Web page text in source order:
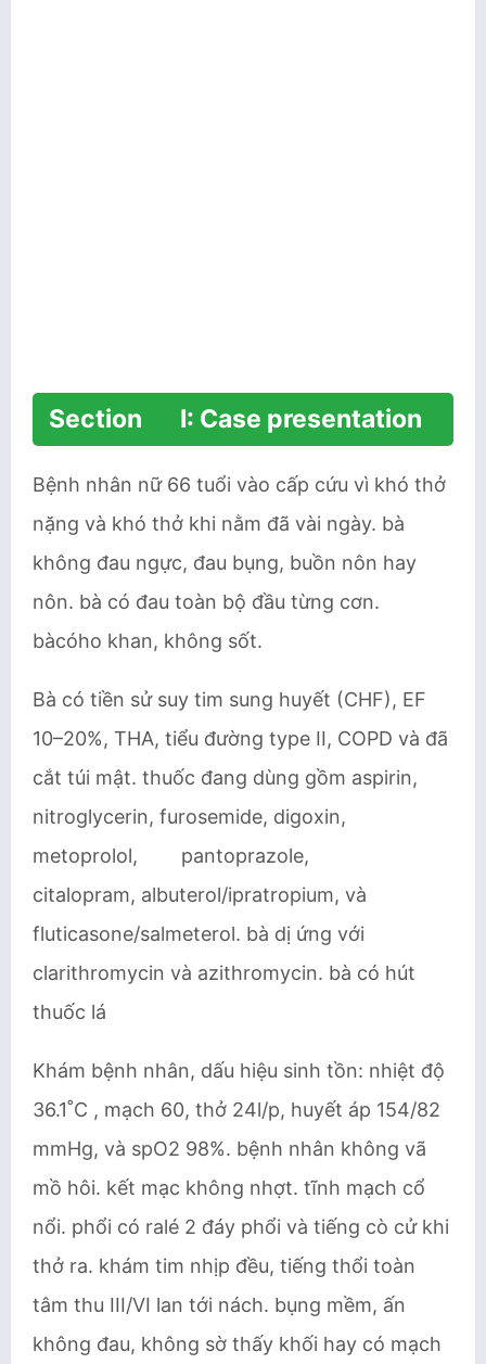
Section I: Case presentation
Bệnh nhân nữ 66 tuổi vào cấp cứu vì khó thở
nặng và khó thở khi nằm đã vài ngày. bà
không đau ngực, đau bụng, buồn nôn hay
nôn. bà có đau toàn bộ đầu từng cơn.
bàcóho khan, không sốt.
Bà có tiền sử suy tim sung huyết (CHF), EF
10–20%, THA, tiểu đường type II, COPD và đã
cắt túi mật. thuốc đang dùng gồm aspirin,
nitroglycerin, furosemide, digoxin,
metoprolol, pantoprazole,
citalopram, albuterol/ipratropium, và
fluticasone/salmeterol. bà dị ứng với
clarithromycin và azithromycin. bà có hút
thuốc lá
Khám bệnh nhân, dấu hiệu sinh tồn: nhiệt độ
36.1˚C , mạch 60, thở 24l/p, huyết áp 154/82
mmHg, và spO2 98%. bệnh nhân không vã
mồ hôi. kết mạc không nhợt. tĩnh mạch cổ
nổi. phổi có ralé 2 đáy phổi và tiếng cò cử khi
thở ra. khám tim nhịp đều, tiếng thổi toàn
tâm thu III/VI lan tới nách. bụng mềm, ấn
không đau, không sờ thấy khối hay có mạch